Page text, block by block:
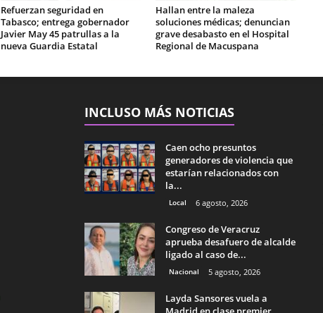
Refuerzan seguridad en
Tabasco; entrega gobernador
Javier May 45 patrullas a la
nueva Guardia Estatal
Hallan entre la maleza
soluciones médicas; denuncian
grave desabasto en el Hospital
Regional de Macuspana
INCLUSO MÁS NOTICIAS
Caen ocho presuntos
generadores de violencia que
estarían relacionados con
la...
Local 6 agosto, 2026
Congreso de Veracruz
aprueba desafuero de alcalde
ligado al caso de...
Nacional 5 agosto, 2026
Layda Sansores vuela a